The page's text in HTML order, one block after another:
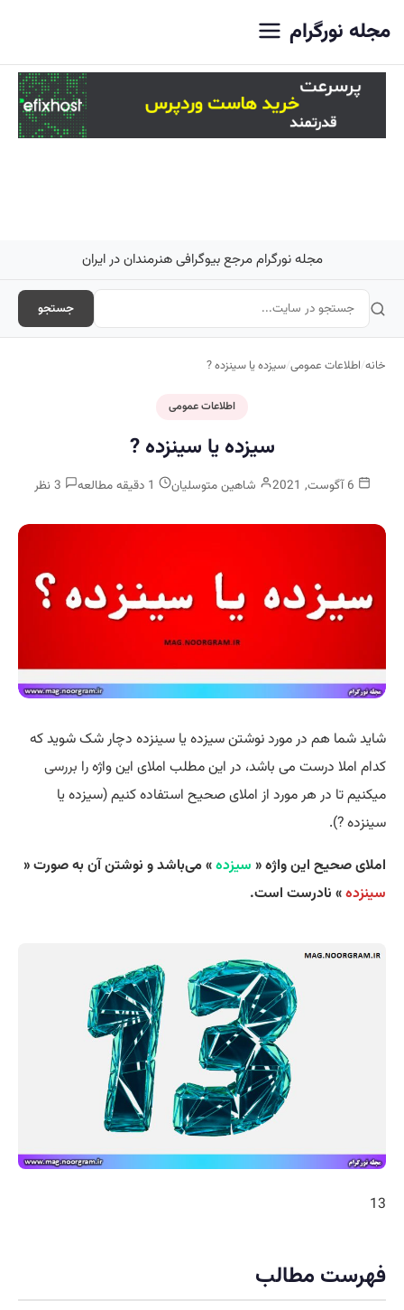
مجله نورگرام
مجله نورگرام مرجع بیوگرافی هنرمندان در ایران
جستجو
خانه/اطلاعات عمومی/سیزده یا سینزده ?
اطلاعات عمومی
سیزده یا سینزده ?
شاهین متوسلیان
شاید شما هم در مورد نوشتن سیزده یا سینزده دچار شک شوید که
کدام املا درست می باشد، در این مطلب املای این واژه را بررسی
میکنیم تا در هر مورد از املای صحیح استفاده کنیم (سیزده یا
سینزده ?).
املای صحیح این واژه « سیزده» می‌باشد و نوشتن آن به صورت «
سینزده» نادرست است.
13
فهرست مطالب